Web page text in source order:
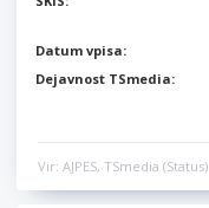
Datum vpisa:
Dejavnost TSmedia:
Vir: AJPES, TSmedia (Status)